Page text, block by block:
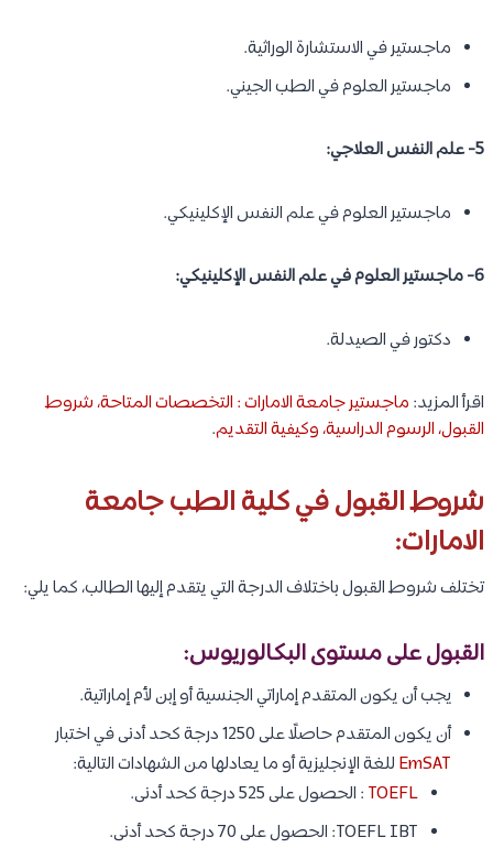
ماجستير في الاستشارة الوراثية.
ماجستير العلوم في الطب الجيني.
5- علم النفس العلاجي:
ماجستير العلوم في علم النفس الإكلينيكي.
6- ماجستير العلوم في علم النفس الإكلينيكي:
دكتور في الصيدلة.
اقرأ المزيد: ماجستير جامعة الامارات : التخصصات المتاحة، شروط
القبول، الرسوم الدراسية، وكيفية التقديم.
شروط القبول في كلية الطب جامعة
الامارات:
تختلف شروط القبول باختلاف الدرجة التي يتقدم إليها الطالب، كما يلي:
القبول على مستوى البكالوريوس:
يجب أن يكون المتقدم إماراتي الجنسية أو إبن لأم إماراتية.
أن يكون المتقدم حاصلًا على 1250 درجة كحد أدنى في اختبار
EmSAT للغة الإنجليزية أو ما يعادلها من الشهادات التالية:
TOEFL : الحصول على 525 درجة كحد أدنى.
TOEFL IBT: الحصول على 70 درجة كحد أدنى.